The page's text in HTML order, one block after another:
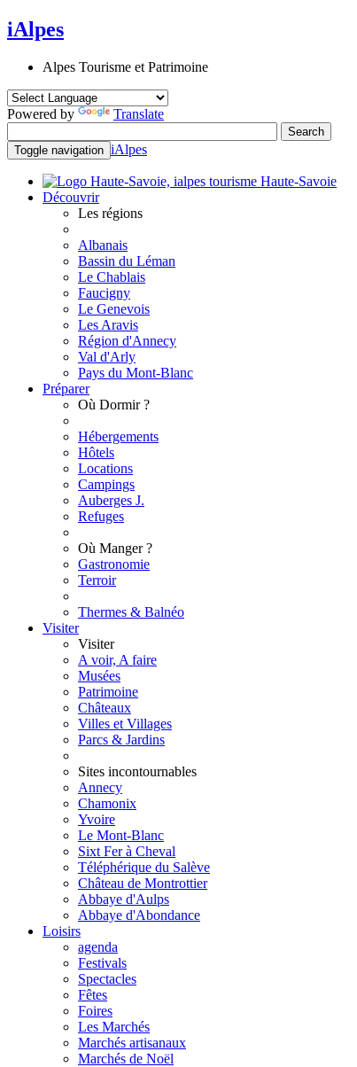
iAlpes
Alpes Tourisme et Patrimoine
Powered by Translate
Toggle navigation iAlpes
Haute-Savoie
Découvrir
Les régions
Albanais
Bassin du Léman
Le Chablais
Faucigny
Le Genevois
Les Aravis
Région d'Annecy
Val d'Arly
Pays du Mont-Blanc
Préparer
Où Dormir ?
Hébergements
Hôtels
Locations
Campings
Auberges J.
Refuges
Où Manger ?
Gastronomie
Terroir
Thermes & Balnéo
Visiter
Visiter
A voir, A faire
Musées
Patrimoine
Châteaux
Villes et Villages
Parcs & Jardins
Sites incontournables
Annecy
Chamonix
Yvoire
Le Mont-Blanc
Sixt Fer à Cheval
Téléphérique du Salève
Château de Montrottier
Abbaye d'Aulps
Abbaye d'Abondance
Loisirs
agenda
Festivals
Spectacles
Fêtes
Foires
Les Marchés
Marchés artisanaux
Marchés de Noël